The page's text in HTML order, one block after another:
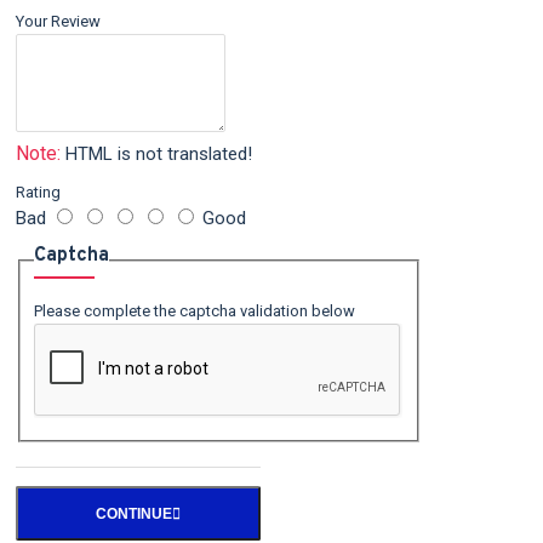
Your Review
Note: HTML is not translated!
Rating
Bad Good
Captcha
Please complete the captcha validation below
CONTINUE